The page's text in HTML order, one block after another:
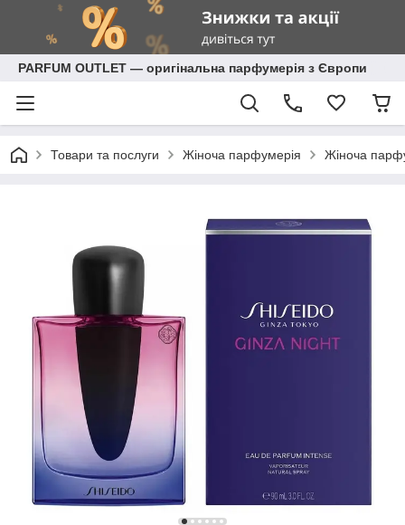
PARFUM OUTLET — оригінальна парфумерія з Європи
Товари та послуги Жіноча парфумерія Жіноча